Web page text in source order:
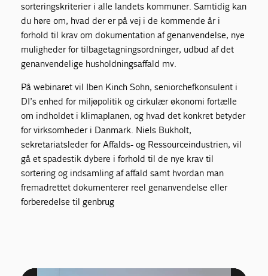
sorteringskriterier i alle landets kommuner. Samtidig kan
du høre om, hvad der er på vej i de kommende år i
forhold til krav om dokumentation af genanvendelse, nye
muligheder for tilbagetagningsordninger, udbud af det
genanvendelige husholdningsaffald mv.
På webinaret vil Iben Kinch Sohn, seniorchefkonsulent i
DI’s enhed for miljøpolitik og cirkulær økonomi fortælle
om indholdet i klimaplanen, og hvad det konkret betyder
for virksomheder i Danmark. Niels Bukholt,
sekretariatsleder for Affalds- og Ressourceindustrien, vil
gå et spadestik dybere i forhold til de nye krav til
sortering og indsamling af affald samt hvordan man
fremadrettet dokumenterer reel genanvendelse eller
forberedelse til genbrug